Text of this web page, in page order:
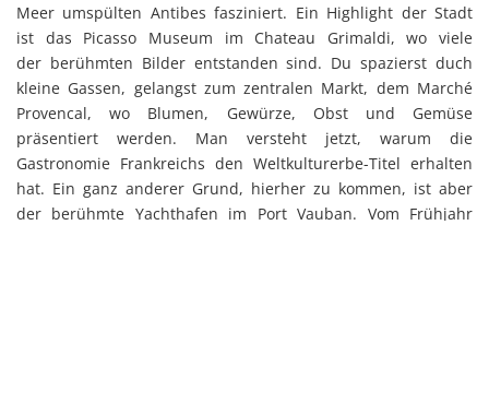
Meer umspülten Antibes fasziniert. Ein Highlight der Stadt
ist das Picasso Museum im Chateau Grimaldi, wo viele
der berühmten Bilder entstanden sind. Du spazierst duch
kleine Gassen, gelangst zum zentralen Markt, dem Marché
Provencal, wo Blumen, Gewürze, Obst und Gemüse
präsentiert werden. Man versteht jetzt, warum die
Gastronomie Frankreichs den Weltkulturerbe-Titel erhalten
hat. Ein ganz anderer Grund, hierher zu kommen, ist aber
der berühmte Yachthafen im Port Vauban. Vom Frühjahr